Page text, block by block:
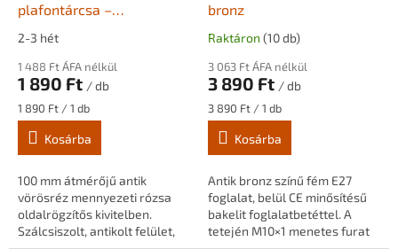
plafontárcsa –
mm – oldalrögzítős
2-3 hét
1 488 Ft ÁFA nélkül
1 890 Ft / db
Egységár:
1 890 Ft / 1 db
Kosárba
100 mm átmérőjű antik
vörösréz mennyezeti rózsa
oldalrögzítős kivitelben.
Szálcsiszolt, antikolt felület,
bronz
Raktáron (10 db)
3 063 Ft ÁFA nélkül
3 890 Ft / db
Egységár:
3 890 Ft / 1 db
Kosárba
Antik bronz színű fém E27
foglalat, belül CE minősítésű
bakelit foglalatbetéttel. A
tetején M10×1 menetes furat